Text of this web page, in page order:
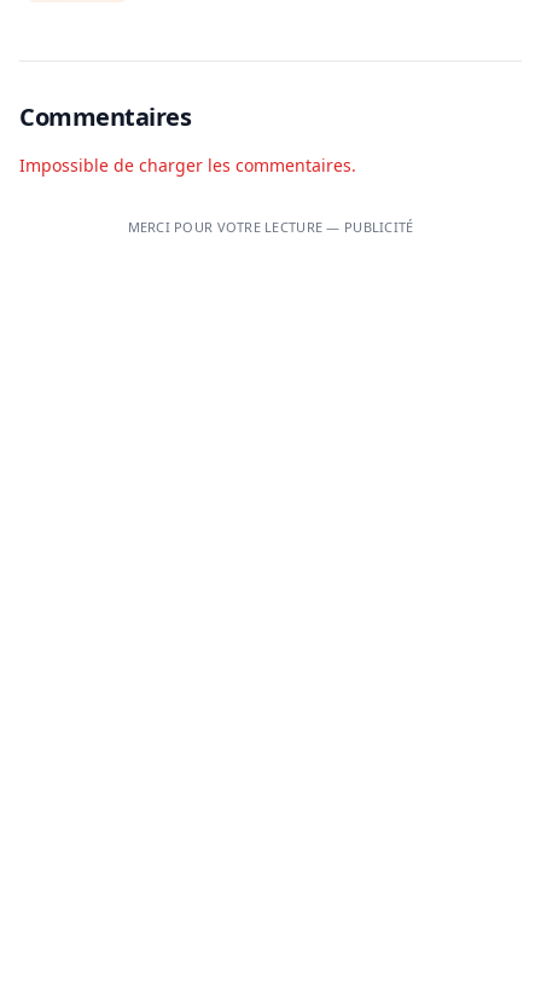
Commentaires
Impossible de charger les commentaires.
MERCI POUR VOTRE LECTURE — PUBLICITÉ